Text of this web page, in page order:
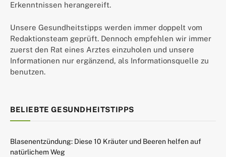
Erkenntnissen herangereift.
Unsere Gesundheitstipps werden immer doppelt vom
Redaktionsteam geprüft. Dennoch empfehlen wir immer
zuerst den Rat eines Arztes einzuholen und unsere
Informationen nur ergänzend, als Informationsquelle zu
benutzen.
BELIEBTE GESUNDHEITSTIPPS
Blasenentzündung: Diese 10 Kräuter und Beeren helfen auf
natürlichem Weg